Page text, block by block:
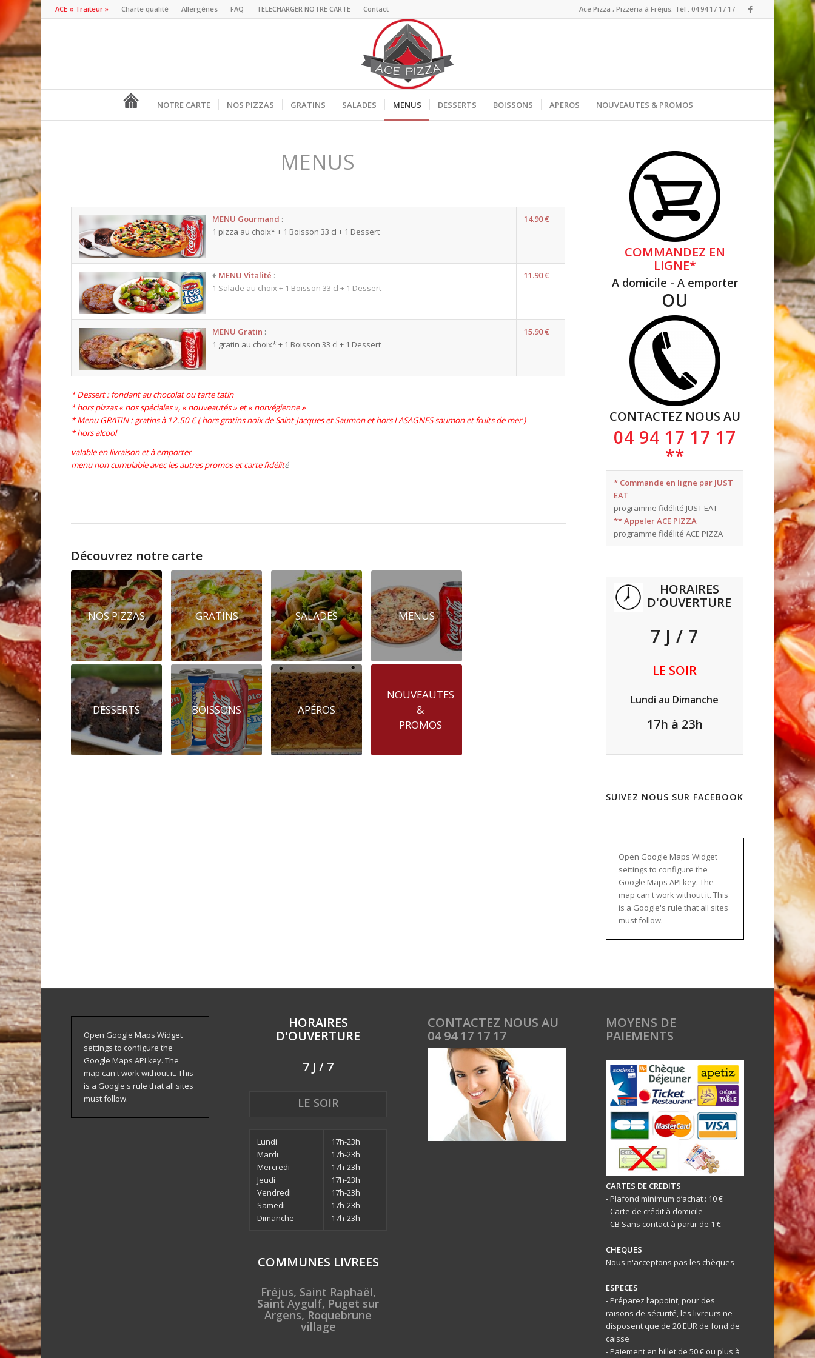
ACE « Traiteur » Charte qualité Allergènes FAQ TELECHARGER NOTRE CARTE Contact Ace Pizza , Pizzeria à Fréjus. Tél : 04 94 17 17 17
NOTRE CARTE NOS PIZZAS GRATINS SALADES MENUS DESSERTS BOISSONS APEROS NOUVEAUTES & PROMOS
MENUS
MENU Gourmand :
1 pizza au choix* + 1 Boisson 33 cl + 1 Dessert
14.90 €
♦ MENU Vitalité :
1 Salade au choix + 1 Boisson 33 cl + 1 Dessert
11.90 €
MENU Gratin :
1 gratin au choix* + 1 Boisson 33 cl + 1 Dessert
15.90 €
* Dessert : fondant au chocolat ou tarte tatin
* hors pizzas « nos spéciales », « nouveautés » et « norvégienne »
* Menu GRATIN : gratins à 12.50 € ( hors gratins noix de Saint-Jacques et Saumon et hors LASAGNES saumon et fruits de mer )
* hors alcool
valable en livraison et à emporter
menu non cumulable avec les autres promos et carte fidélité
Découvrez notre carte
NOS PIZZAS GRATINS SALADES MENUS
DESSERTS BOISSONS APÉROS
NOUVEAUTES
&
PROMOS
COMMANDEZ EN
LIGNE*
A domicile - A emporter
OU
CONTACTEZ NOUS AU
04 94 17 17 17
**
* Commande en ligne par JUST
EAT
programme fidélité JUST EAT
** Appeler ACE PIZZA
programme fidélité ACE PIZZA
HORAIRES
D'OUVERTURE
7 J / 7
LE SOIR
Lundi au Dimanche
17h à 23h
SUIVEZ NOUS SUR FACEBOOK
maintenance
Open Google Maps Widget
settings to configure the
Google Maps API key. The
map can't work without it. This
is a Google's rule that all sites
must follow.
Open Google Maps Widget
settings to configure the
Google Maps API key. The
map can't work without it. This
is a Google's rule that all sites
must follow.
HORAIRES
D'OUVERTURE
7 J / 7
LE SOIR
Lundi
Mardi
Mercredi
Jeudi
Vendredi
Samedi
Dimanche
17h-23h
17h-23h
17h-23h
17h-23h
17h-23h
17h-23h
17h-23h
COMMUNES LIVREES
Fréjus, Saint Raphaël,
Saint Aygulf, Puget sur
Argens, Roquebrune
village
CONTACTEZ NOUS AU
04 94 17 17 17
MOYENS DE
PAIEMENTS
CARTES DE CREDITS
- Plafond minimum d’achat : 10 €
- Carte de crédit à domicile
- CB Sans contact à partir de 1 €
CHEQUES
Nous n'acceptons pas les chèques
ESPECES
- Préparez l’appoint, pour des
raisons de sécurité, les livreurs ne
disposent que de 20 EUR de fond de
caisse
- Paiement en billet de 50 € ou plus à